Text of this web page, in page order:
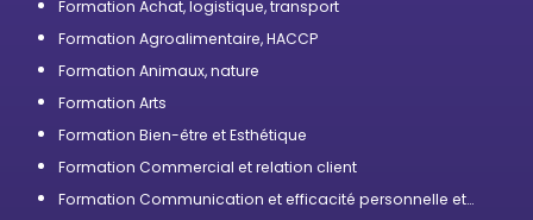
Formation Achat, logistique, transport
Formation Agroalimentaire, HACCP
Formation Animaux, nature
Formation Arts
Formation Bien-être et Esthétique
Formation Commercial et relation client
Formation Communication et efficacité personnelle et